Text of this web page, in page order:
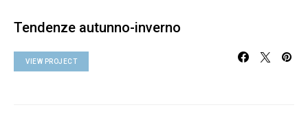
Tendenze autunno-inverno
VIEW PROJECT